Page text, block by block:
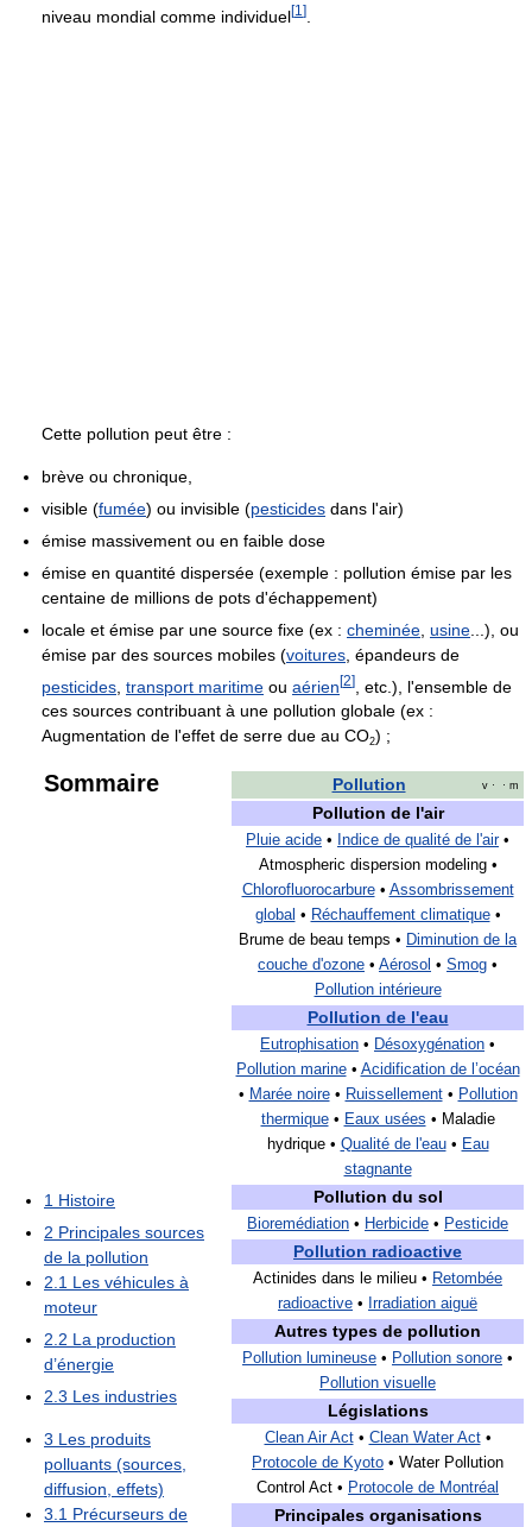
niveau mondial comme individuel[1 ]
Cette pollution peut être :
brève ou chronique,
visible (fumée) ou invisible (pesticides dans l'air)
émise massivement ou en faible dose
émise en quantité dispersée (exemple : pollution émise par les
centaine de millions de pots d'échappement)
locale et émise par une source fixe (ex : cheminée usine ...), ou
émise par des sources mobiles (voitures , épandeurs de
pesticides transport maritime ou aérien[2]
, etc.), l'ensemble de
ces sources contribuant à une pollution globale (ex :
Augmentation de l'effet de serre due au CO2) ;
Pollution v · · m
Pollution de l'air
Pluie acide • Indice de qualité de l'air•
Atmospheric dispersion modeling •
Chlorofluorocarbure• Assombrissement
global • Réchauffement climatique•
Brume de beau temps • Diminution de la
couche d'ozone • Aérosol • Smog •
Pollution intérieure
Pollution de l'eau
Eutrophisation • Désoxygénation •
Pollution marine• Acidification de l’océan
• Marée noire• Ruissellement• Pollution
thermique• Eaux usées • Maladie
hydrique • Qualité de l'eau• Eau
stagnante
Pollution du sol
Bioremédiation • Herbicide • Pesticide
Pollution radioactive
Actinides dans le milieu • Retombée
radioactive • Irradiation aiguë
Autres types de pollution
Pollution lumineuse • Pollution sonore •
Pollution visuelle
Législations
Clean Air Act• Clean Water Act•
Protocole de Kyoto • Water Pollution
Control Act • Protocole de Montréal
Principales organisations
Sommaire
1 Histoire
2 Principales sources
de la pollution
2.1 Les véhicules à
moteur
2.2 La production
d’énergie
2.3 Les industries
3 Les produits
polluants (sources,
diffusion, effets)
3.1 Précurseurs de